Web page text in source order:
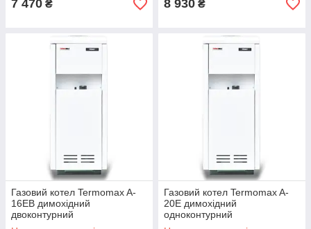
7 470 ₴ 8 930 ₴
Газовий котел Termomax A-
16EB димохідний
двоконтурний
Газовий котел Termomax A-
20E димохідний
одноконтурний